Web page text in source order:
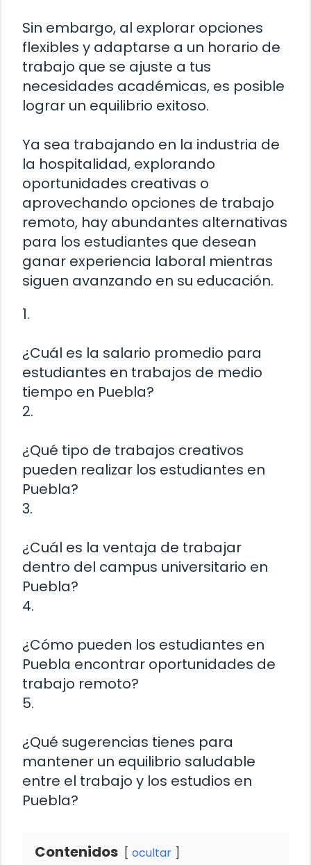
Sin embargo, al explorar opciones
flexibles y adaptarse a un horario de
trabajo que se ajuste a tus
necesidades académicas, es posible
lograr un equilibrio exitoso.
Ya sea trabajando en la industria de
la hospitalidad, explorando
oportunidades creativas o
aprovechando opciones de trabajo
remoto, hay abundantes alternativas
para los estudiantes que desean
ganar experiencia laboral mientras
siguen avanzando en su educación.
1.
¿Cuál es la salario promedio para
estudiantes en trabajos de medio
tiempo en Puebla?
2.
¿Qué tipo de trabajos creativos
pueden realizar los estudiantes en
Puebla?
3.
¿Cuál es la ventaja de trabajar
dentro del campus universitario en
Puebla?
4.
¿Cómo pueden los estudiantes en
Puebla encontrar oportunidades de
trabajo remoto?
5.
¿Qué sugerencias tienes para
mantener un equilibrio saludable
entre el trabajo y los estudios en
Puebla?
Contenidos ocultar